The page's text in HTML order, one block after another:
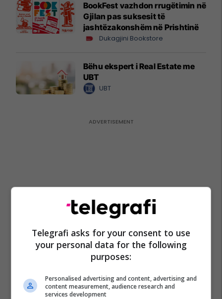
BookFest vazhdon rrugëtimin në
Gjilan pas suksesit të
jashtëzakonshëm në Prishtinë
Dukagjini Bookstore
Bëhu ekspert i Real Estate me
UBT
UBT
Telegrafi asks for your consent to use
your personal data for the following
purposes:
Personalised advertising and content, advertising and
content measurement, audience research and
services development